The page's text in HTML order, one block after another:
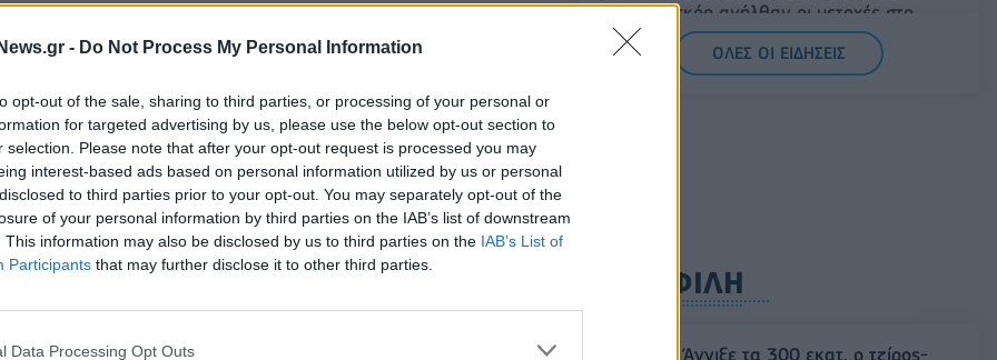
- Do Not Process My Personal Information
opt-out of the sale, sharing to third parties, or processing of your personal or
for targeted advertising by us, please use the below opt-out section to
selection. Please note that after your opt-out request is processed you may
interest-based ads based on personal information utilized by us or personal
to third parties prior to your opt-out. You may separately opt-out of the
of your personal information by third parties on the IAB’s list of downstream
This information may also be disclosed by us to third parties on the IAB’s List of
Participants that may further disclose it to other third parties.
Data Processing Opt Outs
επίπεδο ρεκόρ ανήλθαν οι μετοχές στο
ξεκίνημα των συναλλαγών
06/08/2026 - 10:50
ΟΛΕΣ ΟΙ ΕΙΔΗΣΕΙΣ
ΔΗΜΟΦΙΛΗ
Evergood: Άγγιξε τα 300 εκατ. ο τζίρος-